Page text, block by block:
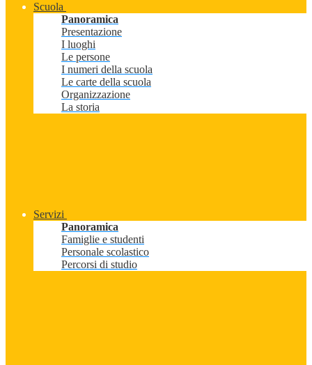
Scuola
Panoramica
Presentazione
I luoghi
Le persone
I numeri della scuola
Le carte della scuola
Organizzazione
La storia
Servizi
Panoramica
Famiglie e studenti
Personale scolastico
Percorsi di studio